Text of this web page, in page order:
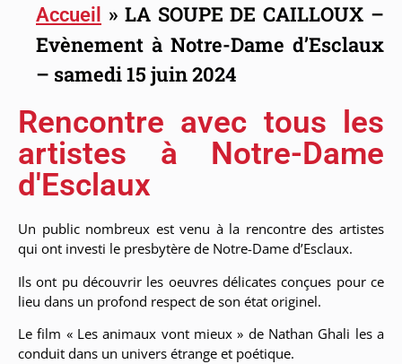
Accueil » LA SOUPE DE CAILLOUX –
Evènement à Notre-Dame d’Esclaux
– samedi 15 juin 2024
Rencontre avec tous les
artistes à Notre-Dame
d'Esclaux
Un public nombreux est venu à la rencontre des artistes
qui ont investi le presbytère de Notre-Dame d’Esclaux.
Ils ont pu découvrir les oeuvres délicates conçues pour ce
lieu dans un profond respect de son état originel.
Le film « Les animaux vont mieux » de Nathan Ghali les a
conduit dans un univers étrange et poétique.